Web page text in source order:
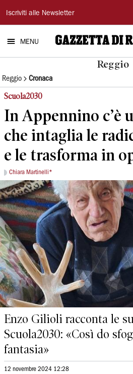
Gazzetta
di
Reggio
Iscriviti alle Newsletter
MENU
Reggio
Reggio Cronaca
Scuola2030
In Appennino c’è
che intaglia le
e le trasforma in
Chiara Martinelli*
Enzo Gilioli racconta le
Scuola2030: «Così do
fantasia»
12 novembre 2024 12:28